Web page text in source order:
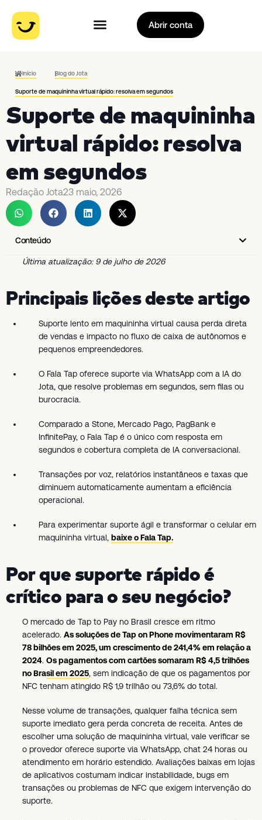
Abrir conta
Início Blog do Jota
Suporte de maquininha virtual rápido: resolva em segundos
Suporte de maquininha
virtual rápido: resolva
em segundos
Redação Jota23 maio, 2026
Conteúdo
Última atualização: 9 de julho de 2026
Principais lições deste artigo
Suporte lento em maquininha virtual causa perda direta
de vendas e impacto no fluxo de caixa de autônomos e
pequenos empreendedores.
O Fala Tap oferece suporte via WhatsApp com a IA do
Jota, que resolve problemas em segundos, sem filas ou
burocracia.
Comparado a Stone, Mercado Pago, PagBank e
InfinitePay, o Fala Tap é o único com resposta em
segundos e cobertura completa de IA conversacional.
Transações por voz, relatórios instantâneos e taxas que
diminuem automaticamente aumentam a eficiência
operacional.
Para experimentar suporte ágil e transformar o celular em
maquininha virtual, baixe o Fala Tap.
Por que suporte rápido é
crítico para o seu negócio?
O mercado de Tap to Pay no Brasil cresce em ritmo
acelerado. As soluções de Tap on Phone movimentaram R$
78 bilhões em 2025, um crescimento de 241,4% em relação a
2024. Os pagamentos com cartões somaram R$ 4,5 trilhões
no Brasil em 2025, sem indicação de que os pagamentos por
NFC tenham atingido R$ 1,9 trilhão ou 73,6% do total.
Nesse volume de transações, qualquer falha técnica sem
suporte imediato gera perda concreta de receita. Antes de
escolher uma solução de maquininha virtual, vale verificar se
o provedor oferece suporte via WhatsApp, chat 24 horas ou
atendimento em horário estendido. Avaliações baixas em lojas
de aplicativos costumam indicar instabilidade, bugs em
transações ou problemas de NFC que exigem intervenção do
suporte.